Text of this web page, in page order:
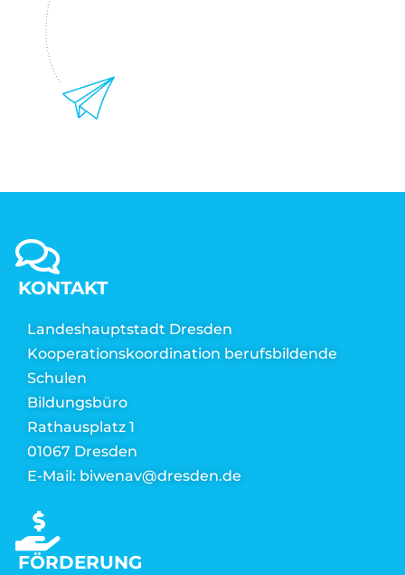
KONTAKT
Landeshauptstadt Dresden
Kooperationskoordination berufsbildende
Schulen
Bildungsbüro
Rathausplatz 1
01067 Dresden
E-Mail: biwenav@dresden.de
FÖRDERUNG